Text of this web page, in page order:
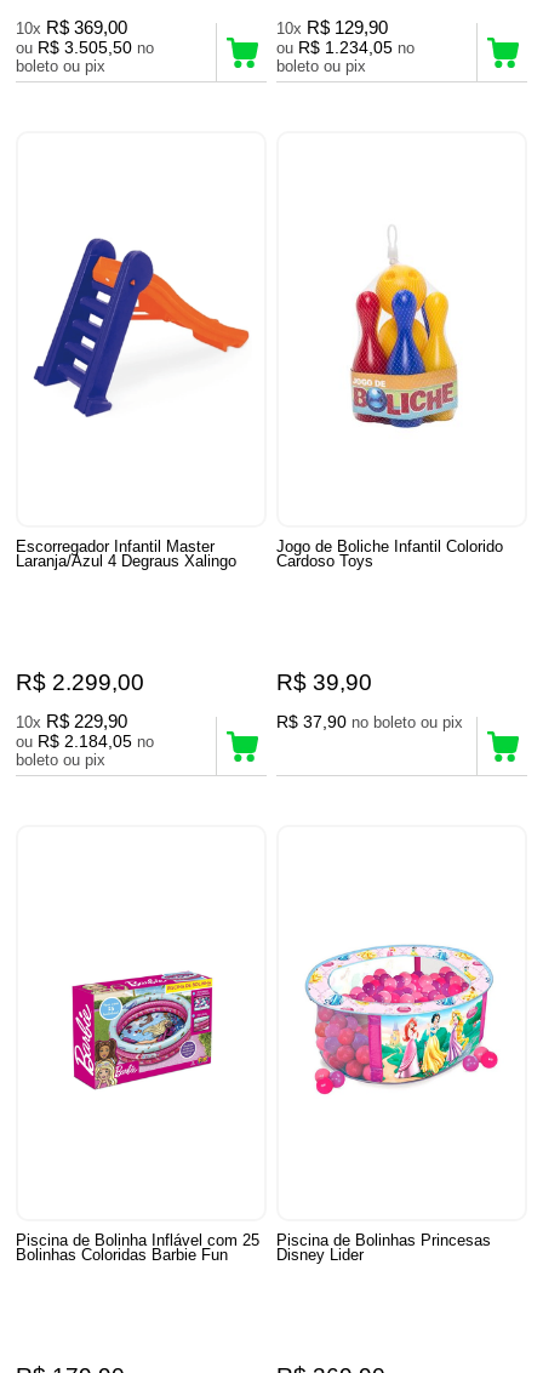
10x R$ 369,00
ou R$ 3.505,50 no
boleto ou pix
10x R$ 129,90
ou R$ 1.234,05 no
boleto ou pix
Escorregador Infantil Master
Laranja/Azul 4 Degraus Xalingo
R$ 2.299,00
10x R$ 229,90
ou R$ 2.184,05 no
boleto ou pix
Jogo de Boliche Infantil Colorido
Cardoso Toys
R$ 39,90
R$ 37,90 no boleto ou pix
Piscina de Bolinha Inflável com 25
Bolinhas Coloridas Barbie Fun
Piscina de Bolinhas Princesas
Disney Lider